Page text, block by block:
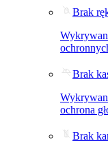
Brak
Brak
ochrona
Brak